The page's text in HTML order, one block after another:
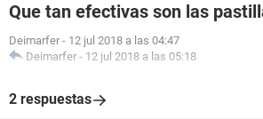
Que tan efectivas son las
Deimarfer - 12 jul 2018 a las 04:47
Deimarfer - 12 jul 2018 a las 05:18
2 respuestas